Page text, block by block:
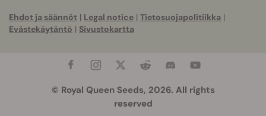
Ehdot ja säännöt | Legal notice | Tietosuojapolitiikka |
Evästekäytäntö | Sivustokartta
© Royal Queen Seeds, 2026. All rights
reserved